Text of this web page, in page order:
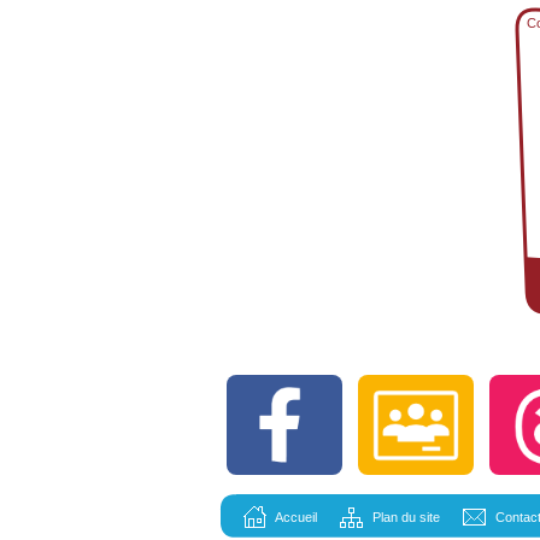
Accueil Plan du site Contact